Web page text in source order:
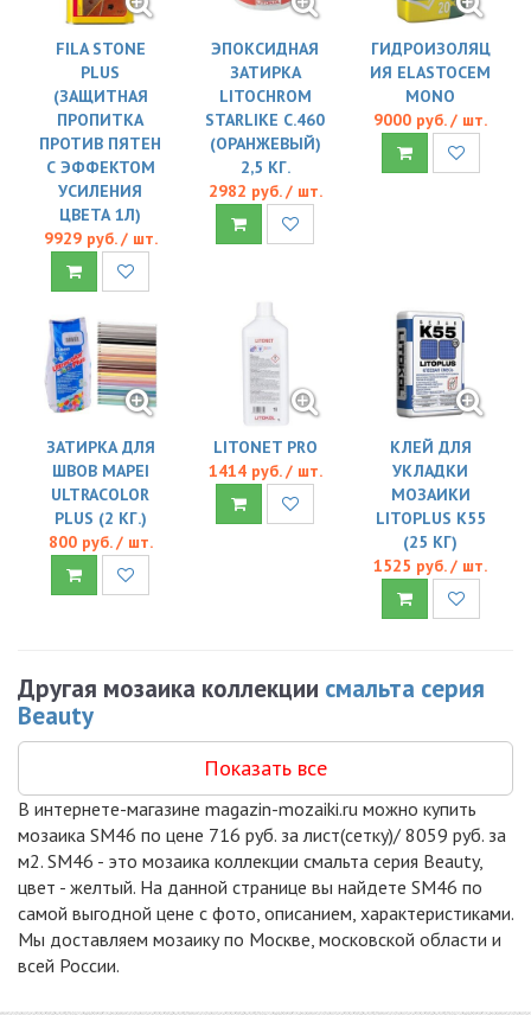
FILA STONE
PLUS
(ЗАЩИТНАЯ
ПРОПИТКА
ПРОТИВ ПЯТЕН
С ЭФФЕКТОМ
УСИЛЕНИЯ
ЦВЕТА 1Л)
9929 руб. / шт.
ЭПОКСИДНАЯ
ЗАТИРКА
LITOCHROM
STARLIKE C.460
(ОРАНЖЕВЫЙ)
2,5 КГ.
2982 руб. / шт.
ГИДРОИЗОЛЯЦ
ИЯ ELASTOCEM
MONO
9000 руб. / шт.
ЗАТИРКА ДЛЯ
ШВОВ MAPEI
ULTRACOLOR
PLUS (2 КГ.)
800 руб. / шт.
LITONET PRO
1414 руб. / шт.
КЛЕЙ ДЛЯ
УКЛАДКИ
МОЗАИКИ
LITOPLUS K55
(25 КГ)
1525 руб. / шт.
Другая мозаика коллекции смальта серия
Beauty
Показать все
В интернете-магазине magazin-mozaiki.ru можно купить
мозаика SM46 по цене 716 руб. за лист(сетку)/ 8059 руб. за
м2. SM46 - это мозаика коллекции смальта серия Beauty,
цвет - желтый. На данной странице вы найдете SM46 по
самой выгодной цене с фото, описанием, характеристиками.
Мы доставляем мозаику по Москве, московской области и
всей России.